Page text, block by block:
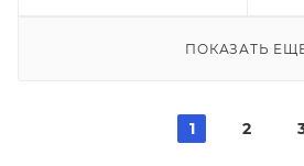
ПОКАЗАТЬ
1 2